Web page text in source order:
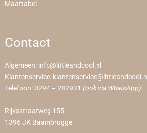
Maattabel
Contact
Algemeen: info@littleandcool.nl
Klantenservice: klantenservice@littleandcool.nl
Telefoon: 0294 – 282931 (ook via WhatsApp)
Rijksstraatweg 155
1396 JK Baambrugge